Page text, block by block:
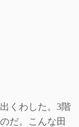
くわした。 3階
だ。こんな田